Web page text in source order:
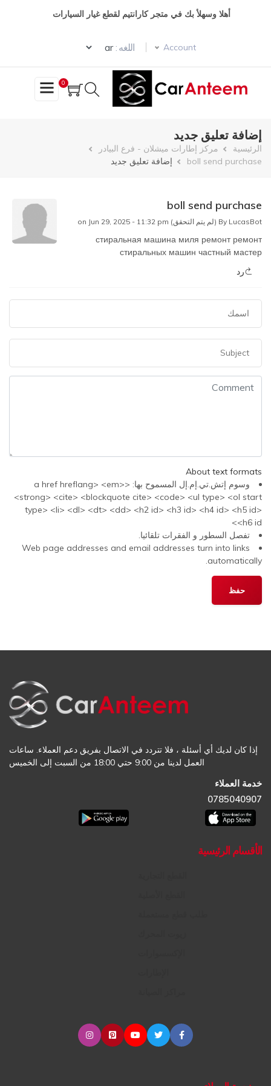
أهلا وسهلأ بك في متجر كارانتيم لقطع غيار السيارات
Account اللغه :
Select your language
0
إضافة تعليق جديد
مسار
الرئيسية
مركز إطارات ميشلان - فرع البيادر
boll send purchase
إضافة تعليق جديد
boll send purchase
By LucasBot (لم يتم التحقق)
стиральная машина миля ремонт ремонт
стиральных машин частный мастер
رد
About text formats
وسوم إتش.تي.إم.إل المسموح بها: <a href hreflang> <em>
<strong> <cite> <blockquote cite> <code> <ul type> <ol start
type> <li> <dl> <dt> <dd> <h2 id> <h3 id> <h4 id> <h5 id>
<h6 id>
تفصل السطور و الفقرات تلقائيا.
Web page addresses and email addresses turn into links
automatically.
إذا كان لديك أي أسئلة ، فلا تتردد في الاتصال بفريق دعم العملاء. ساعات
العمل لدينا من 9:00 حتي 18:00 من السبت إلى الخميس
خدمة العملاء
0785040907
الأقسام الرئيسية